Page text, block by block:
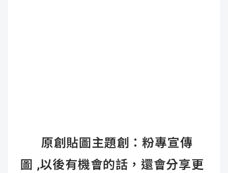
原創貼圖主題創：粉專宣傳
圖 ,以後有機會的話，還會分享更